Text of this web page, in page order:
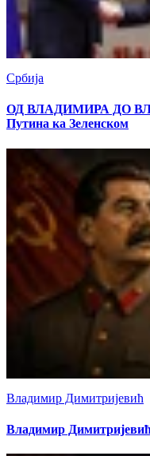
Србија
ОД ВЛАДИМИРА ДО
Путина ка Зеленском
Владимир Димитријевић
Владимир